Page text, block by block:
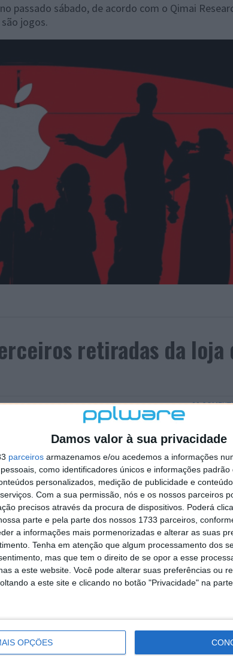
Damos valor à sua privacidade
parceiros armazenamos e/ou acedemos a informações
como identificadores únicos e informações
personalizados, medição de publicidade e
Com a sua permissão, nós e os nossos parceiros
precisos através da procura de dispositivos. Poderá
parte e pela parte dos nossos 1733 parceiros,
a informações mais pormenorizadas e alterar as suas
Tenha em atenção que algum processamento dos
mas que tem o direito de se opor a esse
a este website. Você pode alterar suas preferências ou
a este site e clicando no botão "Privacidade" na
OPÇÕES
passado sábado, de acordo com o Qimai
jogos.
retiradas da loja
20
Snapchat tinham levado a que a empresa que dá
alertassepara o fim das aplicações de terceiros
se descobrir que o ponto de entradaque
tinha partido de um site que usava as API’s
começado já, e justamente numa das
o Windows Phone.